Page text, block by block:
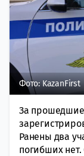
Фото: KazanFirst
За прошедшие
Ранены два
погибших